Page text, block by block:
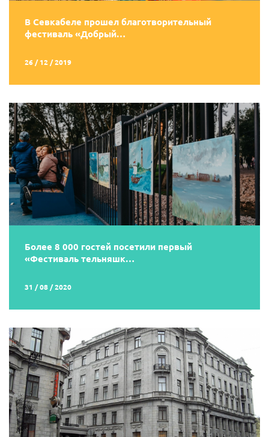
В Севкабеле прошел благотворительный
фестиваль «Добрый…
26 / 12 / 2019
Более 8 000 гостей посетили первый
«Фестиваль тельняшк…
31 / 08 / 2020